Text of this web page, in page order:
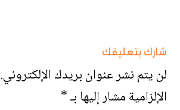
شارك بتعليقك
لن يتم نشر عنوان بريدك الإلكتروني.
الإلزامية مشار إليها بـ*